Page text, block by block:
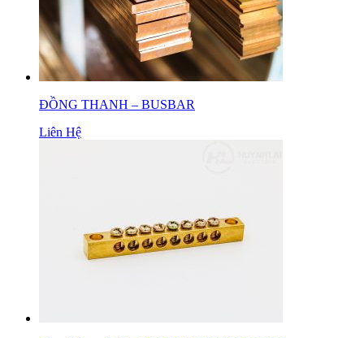
ĐỒNG THANH – BUSBAR
Liên Hệ